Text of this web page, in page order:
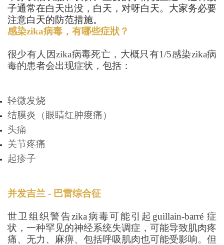
子通常在白天出没，白天，对呀白天。大家务必要
注意白天的防范措施。
感染zika病毒，有哪些症狀？
很少有人因zika病毒死亡，大概只有1/5感染zika病
毒的患者会出现症状，包括：
轻微发烧
结膜炎（眼睛红肿痠痛）
头痛
关节疼痛
起疹子
并发吉兰 - 巴雷综合征
世卫组织警告zika病毒可能引起 guillain-barré 症
状，一种罕见的神经系统失调症，可能导致肌肉疼
痛、无力、麻痹、包括呼吸肌肉也可能受影响。但